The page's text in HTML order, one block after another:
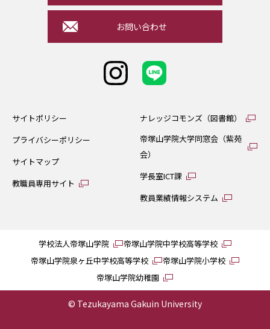
お問い合わせ
サイトポリシー
プライバシーポリシー
サイトマップ
教職員専用サイト
ナレッジコモンズ（図書館）
帝塚山学院大学同窓会（紫苑
会）
学長室ICT課
教員業績情報システム
学校法人帝塚山学院
帝塚山学院中学校高等学校
帝塚山学院泉ヶ丘中学校高等学校
帝塚山学院小学校
帝塚山学院幼稚園
© Tezukayama Gakuin University